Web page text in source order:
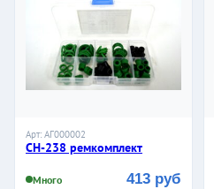
Арт: АГ000002
CH-238 ремкомплект
Много 413 руб